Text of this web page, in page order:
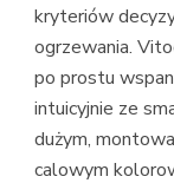
kryteriów
ogrzewania.
po prostu
intuicyjnie ze
dużym,
calowym